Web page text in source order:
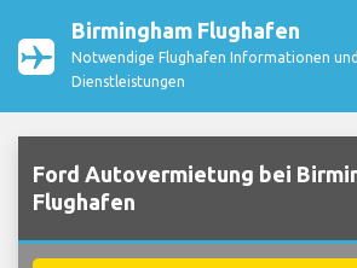
Birmingham Flughafen
Notwendige Flughafen Informationen und
Dienstleistungen
Ford Autovermietung bei
Flughafen